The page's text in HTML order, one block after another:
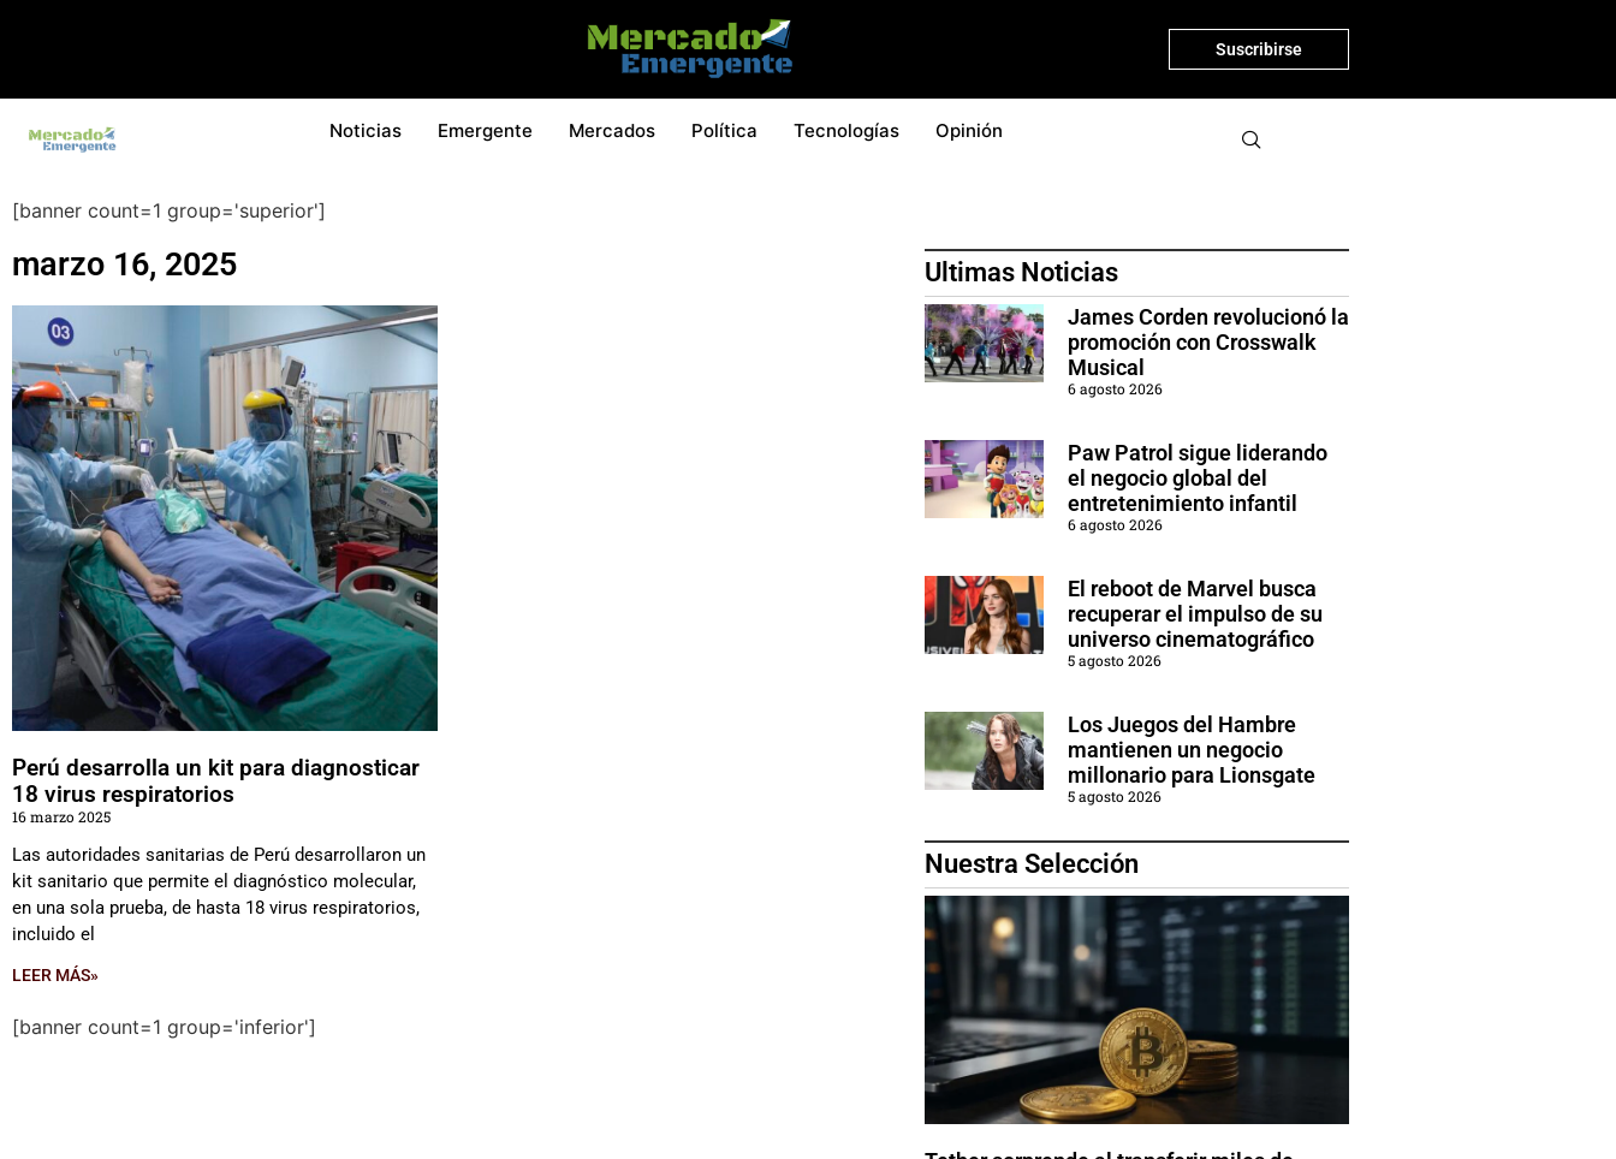
Suscribirse
Noticias Emergente Mercados Política Tecnologías Opinión
[banner count=1 group='superior']
marzo 16, 2025
Perú desarrolla un kit para diagnosticar
18 virus respiratorios
16 marzo 2025
Las autoridades sanitarias de Perú desarrollaron un
kit sanitario que permite el diagnóstico molecular,
en una sola prueba, de hasta 18 virus respiratorios,
incluido el
LEER MÁS»
[banner count=1 group='inferior']
Ultimas Noticias
James Corden revolucionó la
promoción con Crosswalk
Musical
6 agosto 2026
Paw Patrol sigue liderando
el negocio global del
entretenimiento infantil
6 agosto 2026
El reboot de Marvel busca
recuperar el impulso de su
universo cinematográfico
5 agosto 2026
Los Juegos del Hambre
mantienen un negocio
millonario para Lionsgate
5 agosto 2026
Nuestra Selección